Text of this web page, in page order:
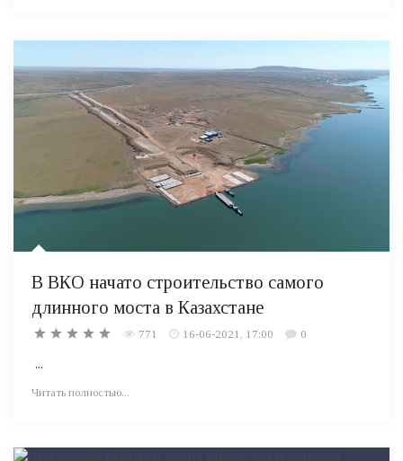
В ВКО начато строительство самого
длинного моста в Казахстане
771 16-06-2021, 17:00 0
...
Читать полностью...